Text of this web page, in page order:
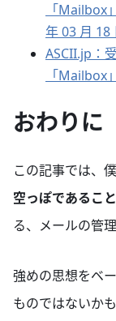
「Mailbox
年 03 月 18
ASCII.jp：
「Mailbox
おわりに
この記事では、
空っぽであること
る、メールの管
強めの思想をベ
ものではないか